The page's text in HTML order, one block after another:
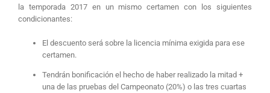
la temporada 2017 en un mismo certamen con los siguientes
condicionantes:
El descuento será sobre la licencia mínima exigida para ese
certamen.
Tendrán bonificación el hecho de haber realizado la mitad +
una de las pruebas del Campeonato (20%) o las tres cuartas